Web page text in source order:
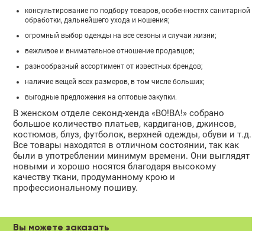
консультирование по подбору товаров, особенностях санитарной
обработки, дальнейшего ухода и ношения;
огромный выбор одежды на все сезоны и случаи жизни;
вежливое и внимательное отношение продавцов;
разнообразный ассортимент от известных брендов;
наличие вещей всех размеров, в том числе больших;
выгодные предложения на оптовые закупки.
В женском отделе секонд-хенда «ВО!ВА!» собрано
большое количество платьев, кардиганов, джинсов,
костюмов, блуз, футболок, верхней одежды, обуви и т.д.
Все товары находятся в отличном состоянии, так как
были в употреблении минимум времени. Они выглядят
новыми и хорошо носятся благодаря высокому
качеству ткани, продуманному крою и
профессиональному пошиву.
Вы можете заказать